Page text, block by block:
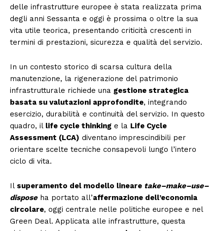
delle infrastrutture europee è stata realizzata prima
degli anni Sessanta e oggi è prossima o oltre la sua
vita utile teorica, presentando criticità crescenti in
termini di prestazioni, sicurezza e qualità del servizio.
In un contesto storico di scarsa cultura della
manutenzione, la rigenerazione del patrimonio
infrastrutturale richiede una gestione strategica
basata su valutazioni approfondite, integrando
esercizio, durabilità e continuità del servizio. In questo
quadro, il life cycle thinking e la Life Cycle
Assessment (LCA) diventano imprescindibili per
orientare scelte tecniche consapevoli lungo l’intero
ciclo di vita.
Il superamento del modello lineare take–make–use–
disposeha portato all’affermazione dell’economia
circolare, oggi centrale nelle politiche europee e nel
Green Deal. Applicata alle infrastrutture, questa